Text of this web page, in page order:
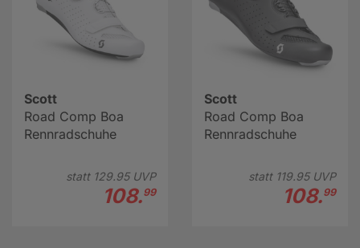
Scott
Road Comp Boa
Rennradschuhe
statt 129.95UVP
108.99
Scott
Road Comp Boa
Rennradschuhe
statt 119.95UVP
108.99